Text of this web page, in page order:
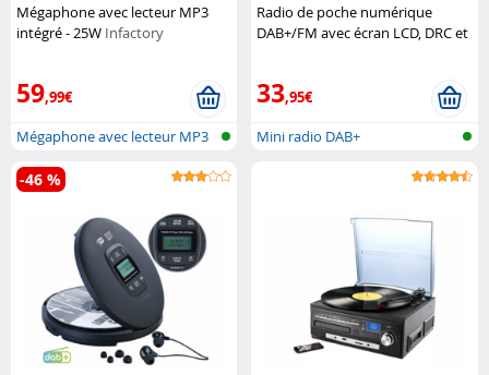
Mégaphone avec lecteur MP3
intégré - 25W Infactory
59,99€
Mégaphone avec lecteur MP3
Radio de poche numérique
DAB+/FM avec écran LCD, DRC et
33,95€
Mini radio DAB+
-46 %